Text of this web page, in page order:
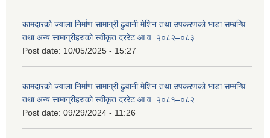
कामदारको ज्याला निर्माण सामाग्री ढुवानी मेशिन तथा उपकरणको भाडा सम्बन्धि
तथा अन्य सामाग्रीहरुको स्वीकृत दररेट आ.व. २०८२–०८३
Post date: 10/05/2025 - 15:27
कामदारको ज्याला निर्माण सामाग्री ढुवानी मेशिन तथा उपकरणको भाडा सम्मन्धि
तथा अन्य सामाग्रीहरुको स्वीकृत दररेट आ.व. २०८१–०८२
Post date: 09/29/2024 - 11:26